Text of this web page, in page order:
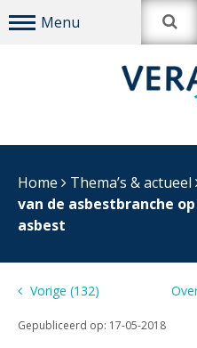
Home Thema’s & actueel
van de asbestbranche
asbest
Vorige (132)
Gepubliceerd op: 17-05-2018